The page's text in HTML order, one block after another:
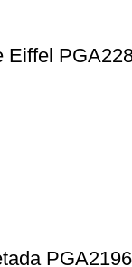
Eiffel
PGA2196